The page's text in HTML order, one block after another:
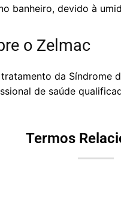
banheiro, devido à
o Zelmac
da Síndrome
de saúde
Termos